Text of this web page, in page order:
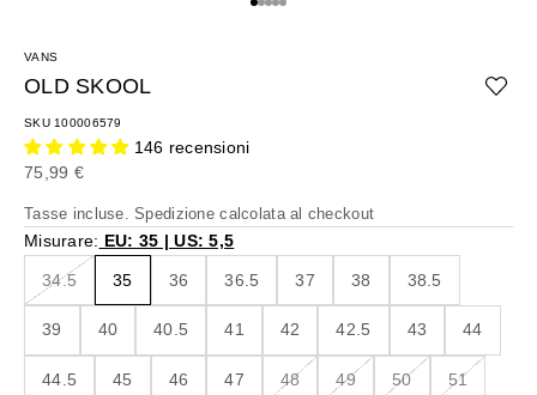
Vai all'articolo 1
Vai all'articolo 2
Vai all'articolo 3
Vai all'articolo 4
Vai all'articolo 5
VANS
OLD SKOOL
SKU 100006579
146 recensioni
Prezzo scontato
75,99 €
Tasse incluse.Spedizione calcolataal checkout
Misurare: EU: 35 | US: 5,5
34.5 35 36 36.5 37 38 38.5
39 40 40.5 41 42 42.5 43 44
44.5 45 46 47 48 49 50 51